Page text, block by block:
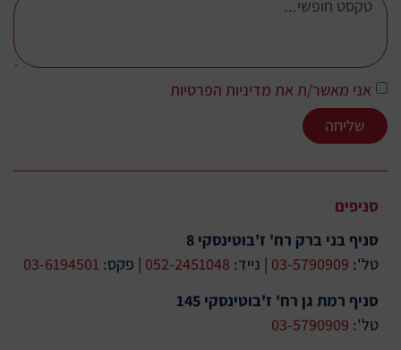
סניפים
סניף בני ברק רח' ז'בוטינסקי 8
טל': 03-5790909 | נייד: 052-2451048 | פקס: 03-6194501
סניף רמת גן רח' ז'בוטינסקי 145
טל': 03-5790909
אני מאשר/ת את מדיניות הפרטיות
שליחה